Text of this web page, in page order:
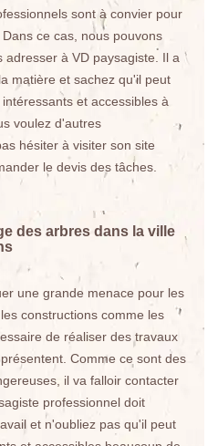
sont à convier pour
ce cas, nous pouvons
à VD paysagiste. Il a
matière et sachez qu'il peut
et accessibles à
voulez d'autres
hésiter à visiter son site
le devis des tâches.
des arbres dans la ville
une grande menace pour les
constructions comme les
de réaliser des travaux
Comme ce sont des
il va falloir contacter
professionnel doit
et n'oubliez pas qu'il peut